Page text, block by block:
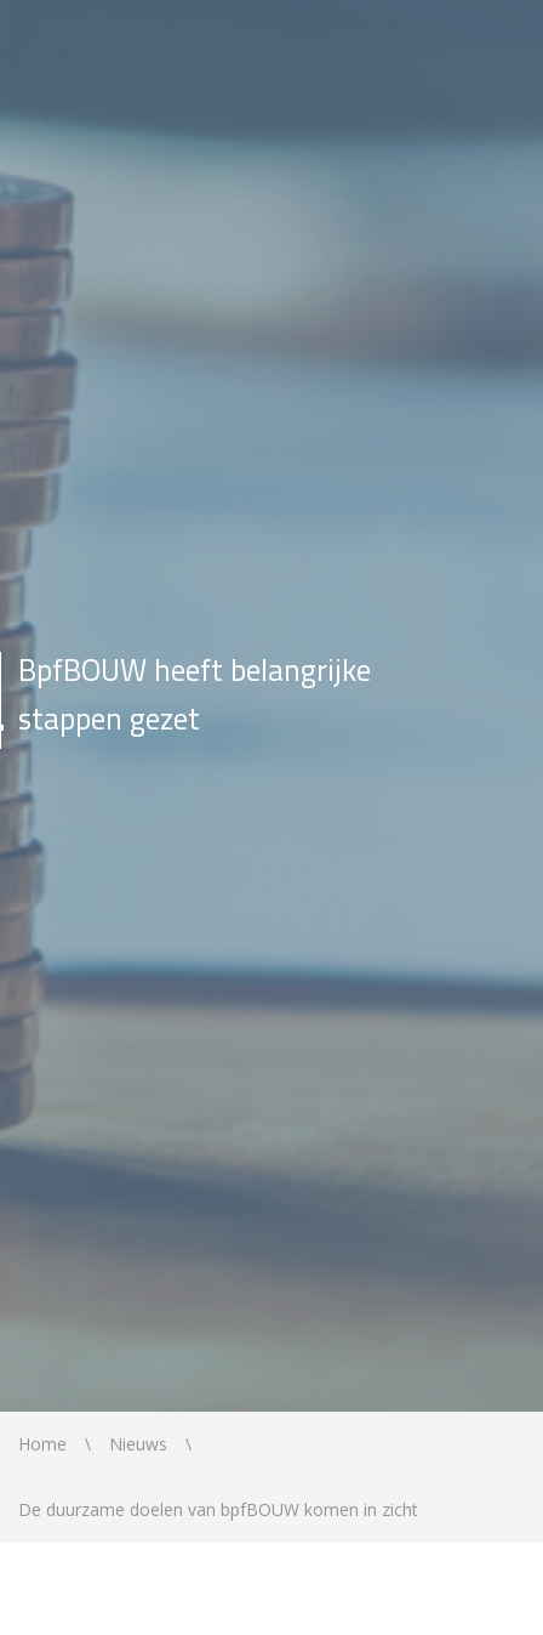
BpfBOUW heeft belangrijke
stappen gezet
Home Nieuws
De duurzame doelen van bpfBOUW komen in zicht